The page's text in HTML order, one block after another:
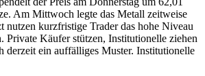
Am Mittwoch legte das Metall zeitweise
nutzen kurzfristige Trader das hohe Niveau
Private Käufer stützen, Institutionelle ziehen
derzeit ein auffälliges Muster. Institutionelle